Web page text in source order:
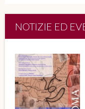
NOTIZIE ED